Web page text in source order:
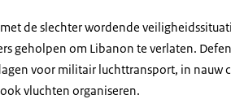
de slechter wordende
geholpen om Libanon te verlaten.
voor militair luchttransport, in nauw
vluchten organiseren.